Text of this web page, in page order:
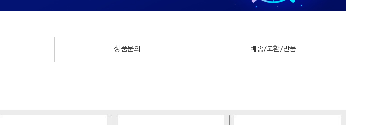
상품문의 배송/교환/반품